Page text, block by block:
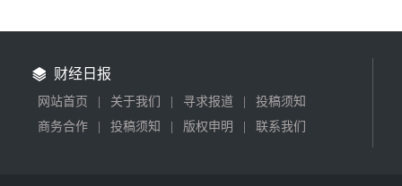
财经日报
网站首页 关于我们 寻求报道
投稿须知
商务合作
投稿须知 版权申明 联系我们